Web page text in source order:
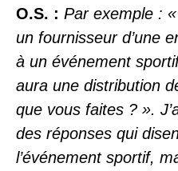
O.S. : Par exemple :
un fournisseur d’une
à un événement
aura une distribution
que vous faites ? ».
des réponses qui
l’événement sportif,